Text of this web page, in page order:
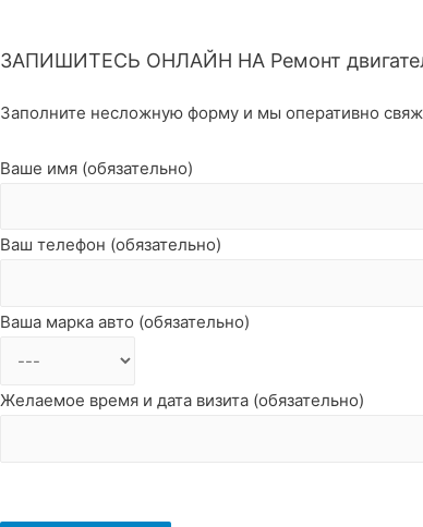
ЗАПИШИТЕСЬ ОНЛАЙН НА Ремонт
Заполните несложную форму и мы оперативно
Ваше имя (обязательно)
Ваш телефон (обязательно)
Ваша марка авто (обязательно)
Желаемое время и дата визита (обязательно)